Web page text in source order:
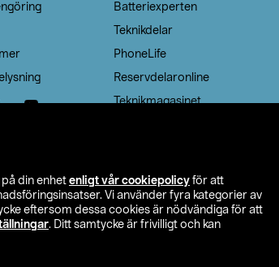
din enhet enligt vår cookiepolicy för att
Vi använder fyra kategorier av
eftersom dessa cookies är nödvändiga för att
. Ditt samtycke är frivilligt och kan
Batteriexperten
Teknikdelar
PhoneLife
Reservdelaronline
Teknikmagasinet